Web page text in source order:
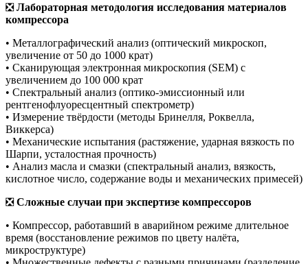
❎ Лабораторная методология исследования материалов
компрессора
• Металлографический анализ (оптический микроскоп,
увеличение от 50 до 1000 крат)
• Сканирующая электронная микроскопия (SEM) с
увеличением до 100 000 крат
• Спектральный анализ (оптико-эмиссионный или
рентгенофлуоресцентный спектрометр)
• Измерение твёрдости (методы Бринелля, Роквелла,
Виккерса)
• Механические испытания (растяжение, ударная вязкость по
Шарпи, усталостная прочность)
• Анализ масла и смазки (спектральный анализ, вязкость,
кислотное число, содержание воды и механических примесей)
❎ Сложные случаи при экспертизе компрессоров
• Компрессор, работавший в аварийном режиме длительное
время (восстановление режимов по цвету налёта,
микроструктуре)